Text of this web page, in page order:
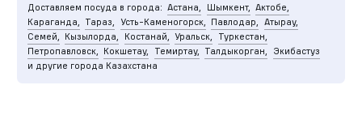
Доставляем посуда в города: Астана, Шымкент, Актобе,
Караганда, Тараз, Усть-Каменогорск, Павлодар, Атырау,
Семей, Кызылорда, Костанай, Уральск,
Туркестан,
Петропавловск, Кокшетау, Темиртау, Талдыкорган,
Экибастуз
и другие города Казахстана